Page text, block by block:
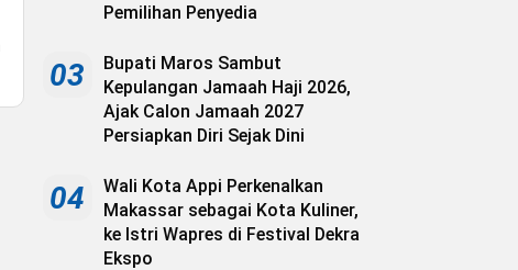
Pemilihan Penyedia
03
Bupati Maros Sambut
Kepulangan Jamaah Haji 2026,
Ajak Calon Jamaah 2027
Persiapkan Diri Sejak Dini
04
Wali Kota Appi Perkenalkan
Makassar sebagai Kota Kuliner,
ke Istri Wapres di Festival Dekra
Ekspo